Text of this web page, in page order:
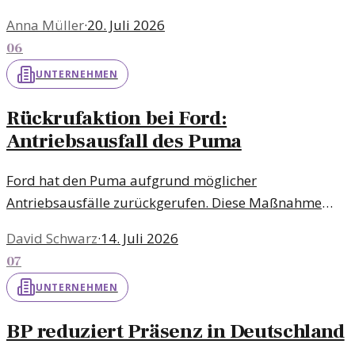
einbeziehen können.
Anna Müller·20. Juli 2026
06
UNTERNEHMEN
Rückrufaktion bei Ford:
Antriebsausfall des Puma
Ford hat den Puma aufgrund möglicher
Antriebsausfälle zurückgerufen. Diese Maßnahme
weitreichende Folgen haben.
David Schwarz·14. Juli 2026
07
UNTERNEHMEN
BP reduziert Präsenz in Deutschland